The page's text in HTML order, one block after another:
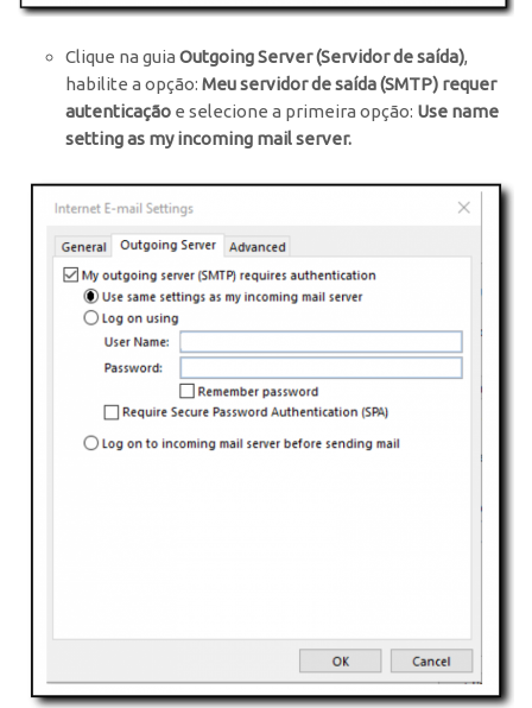
Clique na guia Outgoing Server (Servidor de saída),
habilite a opção: Meu servidor de saída (SMTP) requer
autenticação e selecione a primeira opção: Use name
setting as my incoming mail server.